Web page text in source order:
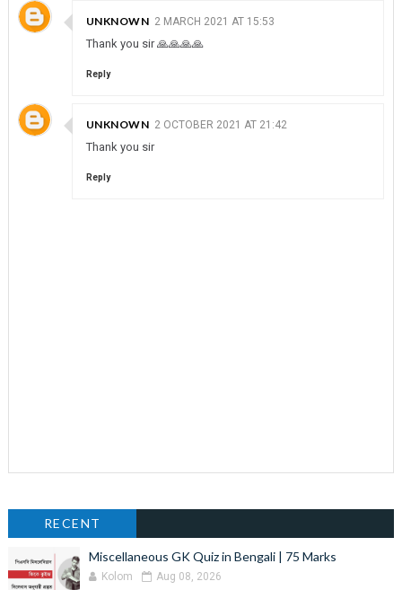
UNKNOWN 2 MARCH 2021 AT 15:53
Thank you sir 🙏🙏🙏🙏
Reply
UNKNOWN 2 OCTOBER 2021 AT 21:42
Thank you sir
Reply
RECENT
Miscellaneous GK Quiz in Bengali | 75 Marks
Kolom Aug 08, 2026